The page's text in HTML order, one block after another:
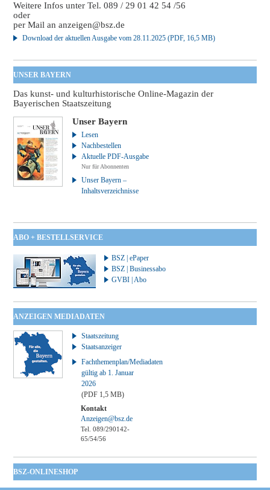
Weitere Infos unter Tel. 089 / 29 01 42 54 /56
oder
per Mail ananzeigen@bsz.de
Download der aktuellen Ausgabe vom 28.11.2025 (PDF, 16,5 MB)
UNSER BAYERN
Das kunst- und kulturhistorische Online-Magazin der
Bayerischen Staatszeitung
Unser Bayern
Lesen
Nachbestellen
Aktuelle PDF-Ausgabe
Nur für Abonnenten
Unser Bayern –
Inhaltsverzeichnisse
ABO + BESTELLSERVICE
BSZ | ePaper
BSZ | Businessabo
GVBI | Abo
ANZEIGEN MEDIADATEN
Staatszeitung
Staatsanzeiger
Fachthemenplan/Mediadaten
gültig ab 1. Januar
2026
(PDF 1,5 MB)
Kontakt
Anzeigen@bsz.de
Tel. 089/290142-
65/54/56
BSZ-ONLINESHOP